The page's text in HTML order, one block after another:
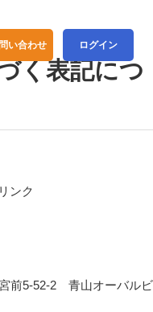
い合わせ ログイン
く表記につ
ンク
前5-52-2 青山オーバルビ